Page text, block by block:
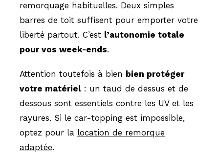
remorquage habituelles. Deux simples
barres de toit suffisent pour emporter votre
liberté partout. C’est l’autonomie totale
pour vos week-ends.
Attention toutefois à bien bien protéger
votre matériel : un taud de dessus et de
dessous sont essentiels contre les UV et les
rayures. Si le car-topping est impossible,
optez pour la location de remorque
adaptée.